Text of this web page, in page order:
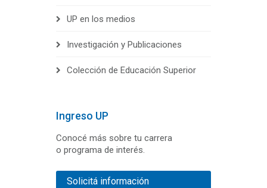
UP en los medios
Investigación y Publicaciones
Colección de Educación Superior
Ingreso UP
Conocé más sobre tu carrera
o programa de interés.
Solicitá información